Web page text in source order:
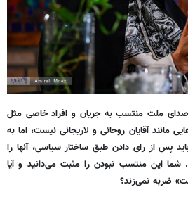
ملت منتسب به جریان و افراد خاصی مثل
مانند آقایان روحانی و لاریجانی نیست، اما به
پس از رای دادن طبق ساختار سیاسی، آنها را
شما این منتسب نبودن را مثبت می‌دانید و آیا
ضربه نمی‌زند؟